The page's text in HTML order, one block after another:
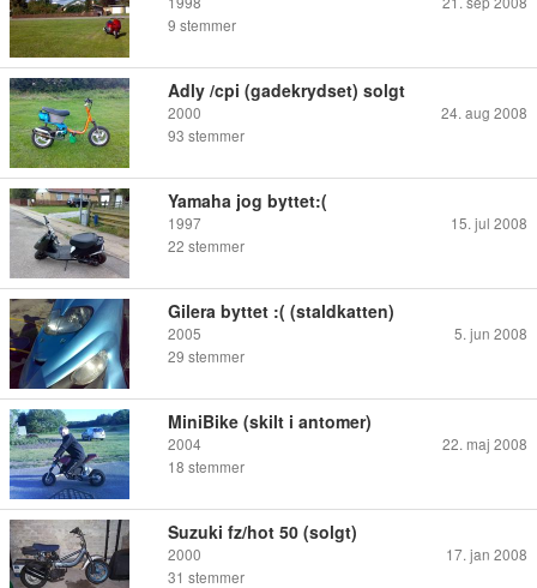
9 stemmer
Adly /cpi (gadekrydset) solgt
2000
24. aug 2008
93 stemmer
Yamaha jog byttet:(
1997
15. jul 2008
22 stemmer
Gilera byttet :( (staldkatten)
2005
5. jun 2008
29 stemmer
MiniBike (skilt i antomer)
2004
22. maj 2008
18 stemmer
Suzuki fz/hot 50 (solgt)
2000
17. jan 2008
31 stemmer